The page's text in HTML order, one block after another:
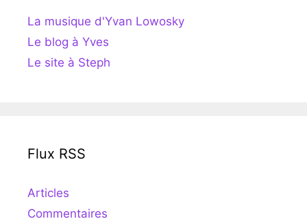
La musique d'Yvan Lowosky
Le blog à Yves
Le site à Steph
Flux RSS
Articles
Commentaires